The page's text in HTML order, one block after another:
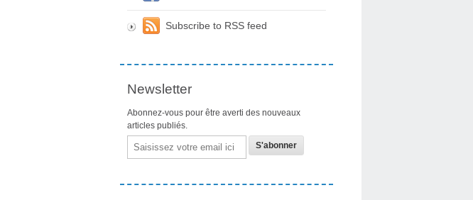
Subscribe to RSS feed
Newsletter
Abonnez-vous pour être averti des nouveaux
articles publiés.
Email